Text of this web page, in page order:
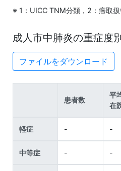
※ 1：UICC TNM分類，2：癌取扱
成人市中肺炎の重症度
ファイルをダウンロード
患者数
平
在
軽症 - -
中等症 - -